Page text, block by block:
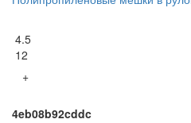
4.5
12
+
4eb08b92cddc